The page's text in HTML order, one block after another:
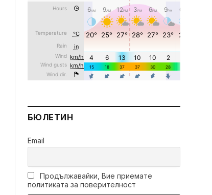
БЮЛЕТИН
Email
Продължавайки, Вие приемате
политиката за поверителност